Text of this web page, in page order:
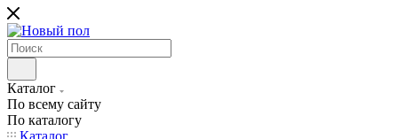
Каталог
По всему сайту
По каталогу
Каталог